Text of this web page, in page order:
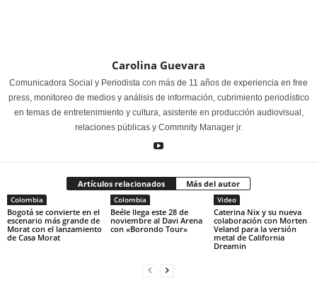
Carolina Guevara
Comunicadora Social y Periodista con más de 11 años de experiencia en free
press, monitoreo de medios y análisis de información, cubrimiento periodístico
en temas de entretenimiento y cultura, asistente en producción audiovisual,
relaciones públicas y Commnity Manager jr.
Artículos relacionados Más del autor
Colombia
Bogotá se convierte en el
escenario más grande de
Morat con el lanzamiento
de Casa Morat
Colombia
Beéle llega este 28 de
noviembre al Davi Arena
con «Borondo Tour»
Video
Caterina Nix y su nueva
colaboración con Morten
Veland para la versión
metal de California
Dreamin